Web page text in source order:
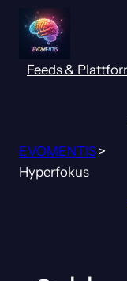
Zum
Inhalt
springen
Feeds &
EVOMENTIS >
Hyperfokus